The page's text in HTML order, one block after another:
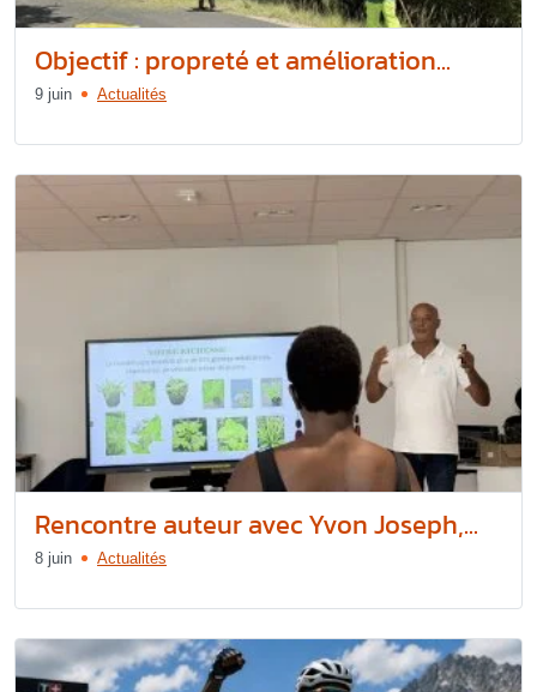
Objectif : propreté et amélioration...
9 juin Actualités
Rencontre auteur avec Yvon Joseph,...
8 juin Actualités